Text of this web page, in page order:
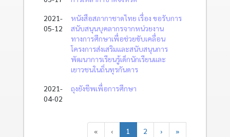
2021-
05-12
หนังสือสภากาชาดไทย เรื่อง ขอรับการ
สนับสนุนบุคลากรจากหน่วยงาน
ทางการศึกษาเพื่อช่วยขับเคลื่อน
โครงการส่งเสริมและสนับสนุนการ
พัฒนาการเรียนรู้เด็กนักเรียนและ
เยาวชนในถิ่นทุรกันดาร
2021-
04-02
ถุงยังชีพเพื่อการศึกษา
« ‹ 1 2 › »